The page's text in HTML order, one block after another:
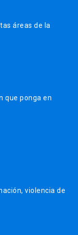
áreas de la
que ponga en
violencia de